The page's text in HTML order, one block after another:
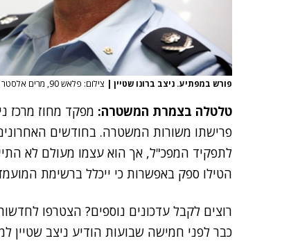
פורש במפתיע. ניצב ברונו שטיין | צילום: פלאש 90, מרים אלסטר
טלטלה בצמרת המשטרה: מפקד מחוז מרכז
פרישתו משורות המשטרה. בחודשים
לתפקיד המפכ"ל, אך הוא עצמו מעולם לא
הטילו ספק באפשרות כי ייכלל ברשימת
רוצים לקבל עדכונים נוספים? הצטרפו לחדשות 2
כבר לפני חמישה שבועות הודיע ניצב שטיין